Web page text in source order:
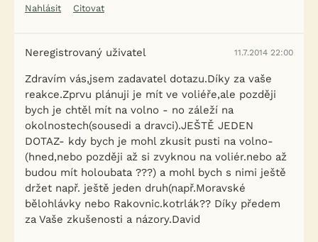
Nahlásit
Citovat
Neregistrovaný uživatel 11.7.2014 22:00
Zdravím vás,jsem zadavatel dotazu.Díky za vaše
reakce.Zprvu plánuji je mít ve voliéře,ale později
bych je chtěl mít na volno - no záleží na
okolnostech(sousedi a dravci).JEŠTĚ JEDEN
DOTAZ- kdy bych je mohl zkusit pusti na volno-
(hned,nebo později až si zvyknou na voliér.nebo až
budou mít holoubata ???) a mohl bych s nimi ještě
držet např. ještě jeden druh(např.Moravské
bělohlávky nebo Rakovnic.kotrlák?? Díky předem
za Vaše zkušenosti a názory.David